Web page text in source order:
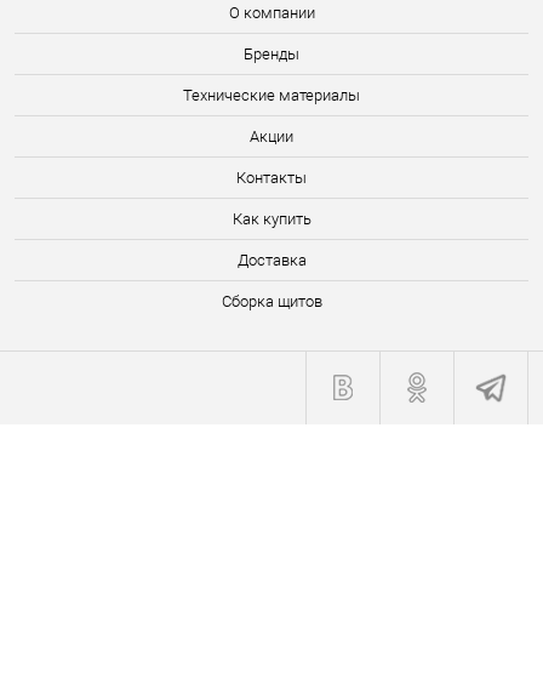
О компании
Бренды
Технические материалы
Акции
Контакты
Как купить
Доставка
Сборка щитов